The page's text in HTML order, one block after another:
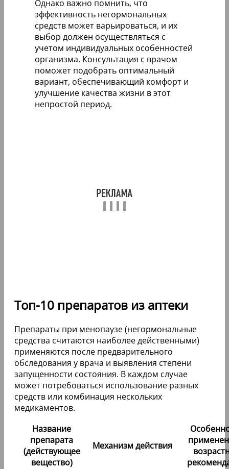
Однако важно помнить, что
эффективность негормональных
средств может варьироваться, и их
выбор должен осуществляться с
учетом индивидуальных особенностей
организма. Консультация с врачом
поможет подобрать оптимальный
вариант, обеспечивающий комфорт и
улучшение качества жизни в этот
непростой период.
Топ-10 препаратов из аптеки
Препараты при менопаузе (негормональные
средства считаются наиболее действенными)
применяются после предварительного
обследования у врача и выявления степени
запущенности состояния. В каждом случае
может потребоваться использование разных
средств или комбинация нескольких
медикаментов.
Название
препарата
(действующее
вещество)
Механизм действия